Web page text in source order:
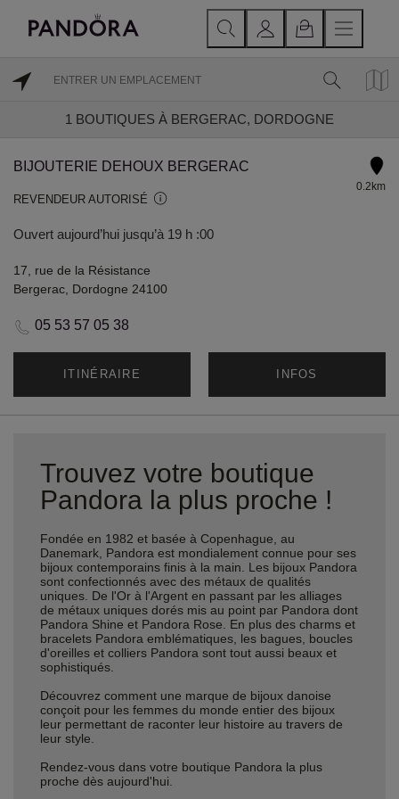
1 BOUTIQUES À BERGERAC, DORDOGNE
BIJOUTERIE DEHOUX BERGERAC
REVENDEUR AUTORISÉ
Ouvert aujourd’hui jusqu’à 19 h :00
0.2km
17, rue de la Résistance
Bergerac, Dordogne 24100
05 53 57 05 38
ITINÉRAIRE INFOS
Trouvez votre boutique
Pandora la plus proche !
Fondée en 1982 et basée à Copenhague, au
Danemark, Pandora est mondialement connue pour ses
bijoux contemporains finis à la main. Les bijoux Pandora
sont confectionnés avec des métaux de qualités
uniques. De l'Or à l'Argent en passant par les alliages
de métaux uniques dorés mis au point par Pandora dont
Pandora Shine et Pandora Rose. En plus des charms et
bracelets Pandora emblématiques, les bagues, boucles
d'oreilles et colliers Pandora sont tout aussi beaux et
sophistiqués.
Découvrez comment une marque de bijoux danoise
conçoit pour les femmes du monde entier des bijoux
leur permettant de raconter leur histoire au travers de
leur style.
Rendez-vous dans votre boutique Pandora la plus
proche dès aujourd'hui.